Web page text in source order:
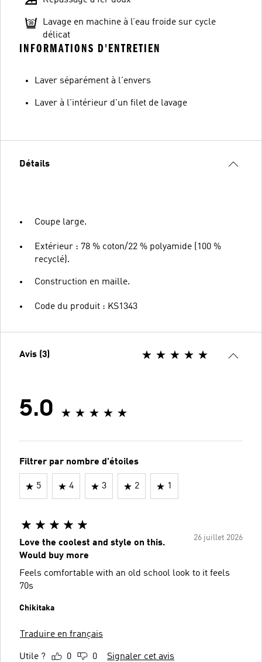
Lavage en machine à l’eau froide sur cycle
délicat
INFORMATIONS D'ENTRETIEN
Laver séparément à l'envers
Laver à l'intérieur d'un filet de lavage
Détails
Coupe large.
Extérieur : 78 % coton/22 % polyamide (100 %
recyclé).
Construction en maille.
Code du produit : KS1343
Avis (3)
5.0
Filtrer par nombre d'étoiles
5 4 3 2 1
26 juillet 2026
Love the coolest and style on this.
Would buy more
Feels comfortable with an old school look to it feels
70s
Chikitaka
Traduire en français
Utile ? 0 0 Signaler cet avis